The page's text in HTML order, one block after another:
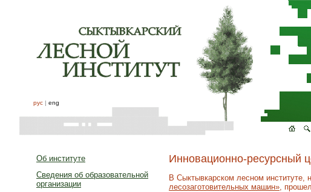
рус | eng
Об институте
Сведения об образовательной
организации
Инновационно-ресурсный
В Сыктывкарском лесном институте,
лесозаготовительных машин» ,